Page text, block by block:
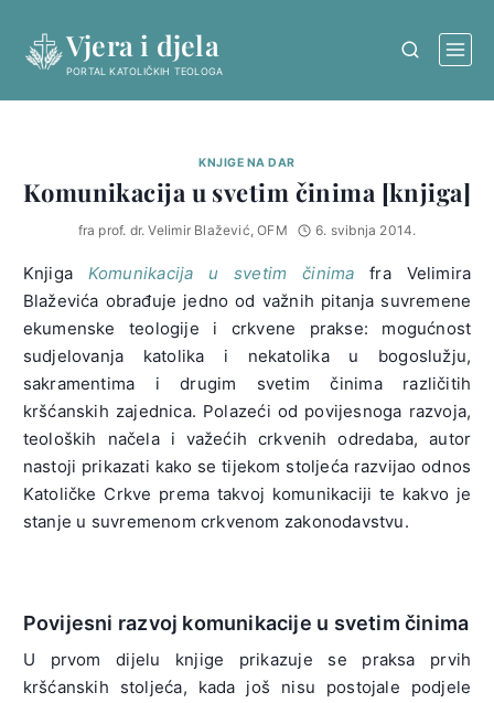
content
Vjera i djela
PORTAL KATOLIČKIH TEOLOGA
KNJIGE NA DAR
Komunikacija u svetim činima [knjiga]
fra prof. dr. Velimir Blažević, OFM 6. svibnja 2014.
Knjiga Komunikacija u svetim činima fra Velimira
Blaževića obrađuje jedno od važnih pitanja suvremene
ekumenske teologije i crkvene prakse: mogućnost
sudjelovanja katolika i nekatolika u bogoslužju,
sakramentima i drugim svetim činima različitih
kršćanskih zajednica. Polazeći od povijesnoga razvoja,
teoloških načela i važećih crkvenih odredaba, autor
nastoji prikazati kako se tijekom stoljeća razvijao odnos
Katoličke Crkve prema takvoj komunikaciji te kakvo je
stanje u suvremenom crkvenom zakonodavstvu.
Povijesni razvoj komunikacije u svetim činima
U prvom dijelu knjige prikazuje se praksa prvih
kršćanskih stoljeća, kada još nisu postojale podjele